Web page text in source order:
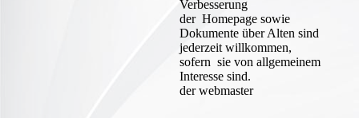
Verbesserung
der Homepage sowie
Dokumente über Alten sind
jederzeit willkommen,
sofern sie von allgemeinem
Interesse sind.
der webmaster